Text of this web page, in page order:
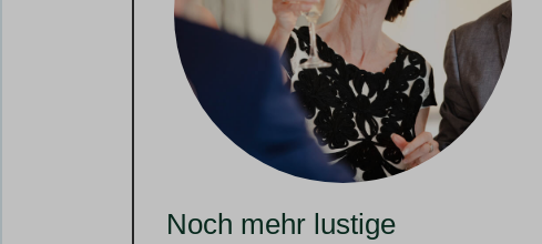
Noch mehr lustige